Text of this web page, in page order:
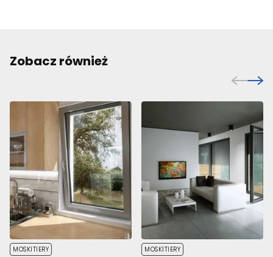
Zobacz również
MOSKITIERY MOSKITIERY